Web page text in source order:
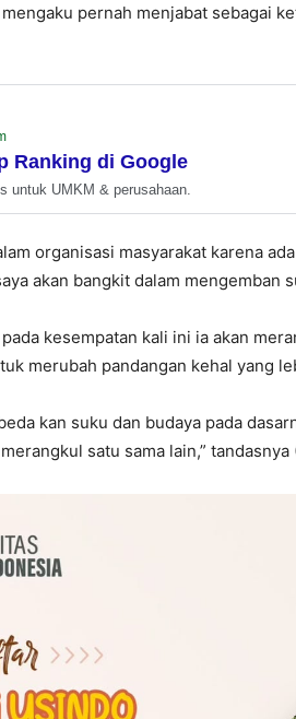
pernah menjabat sebagai
Ranking di Google
untuk UMKM & perusahaan.
organisasi masyarakat karena
akan bangkit dalam mengemban
kesempatan kali ini ia akan
merubah pandangan kehal yang
kan suku dan budaya pada
satu sama lain,” tandasnya